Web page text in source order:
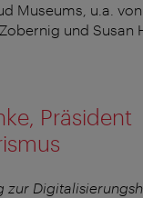
Museums, u.a.
und Susan
Präsident
zur